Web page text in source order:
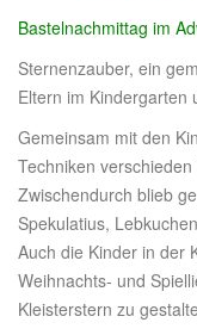
Bastelnachmittag im
Sternenzauber, ein
Eltern im Kindergarten
Gemeinsam mit den
Techniken
Zwischendurch blieb
Spekulatius,
Auch die Kinder in der
Weihnachts- und
Kleisterstern zu